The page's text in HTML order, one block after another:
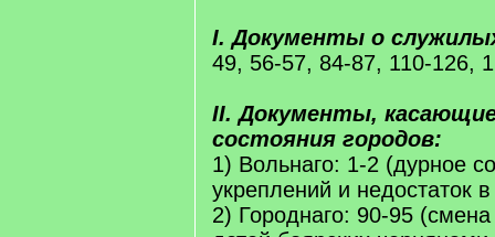
I. Документы о
49, 56-57, 84-87, 110-126,
II. Документы,
состояния городов:
1) Вольнаго: 1-2 (дурное
укреплений и недостаток
2) Городнаго: 90-95